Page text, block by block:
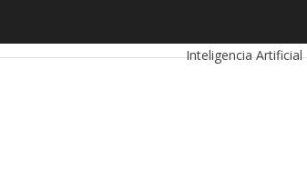
Inteligencia Artificial